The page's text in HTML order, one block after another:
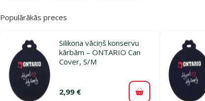
Populārākās preces
Silikona vāciņš konservu
kārbām – ONTARIO Can
Cover, S/M
2,99 € Pievienot grozam